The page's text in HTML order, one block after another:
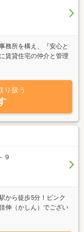
務所を構え、『安心と
賃貸住宅の仲介と管理
ビスを提供しておりま
また、インターネット
ておりますので、お気
よりお待ちしておりま
り扱う
９
から徒歩5分！ピンク
伸（かしん）でござい
マンションの斡旋等を